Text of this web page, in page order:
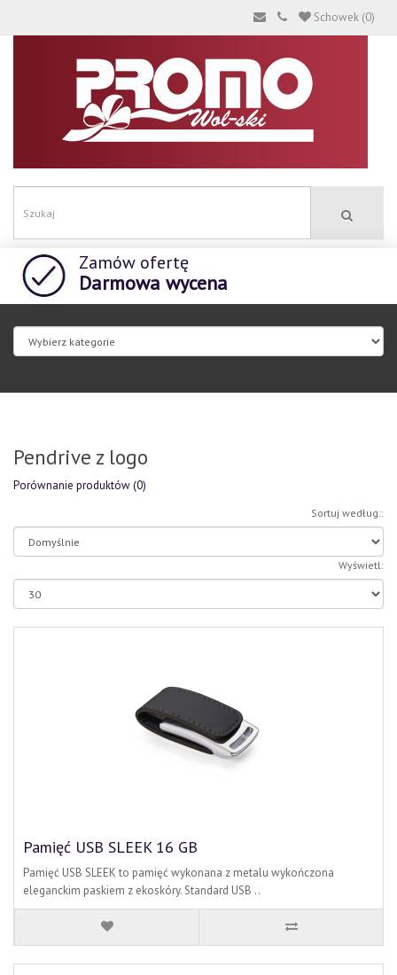
Schowek (0)
Zamów ofertę
Darmowa wycena
Pendrive z logo
Porównanie produktów (0)
Sortuj według::
Wyświetl:
Pamięć USB SLEEK 16 GB
Pamięć USB SLEEK to pamięć wykonana z metalu wykończona
eleganckim paskiem z ekoskóry. Standard USB ..